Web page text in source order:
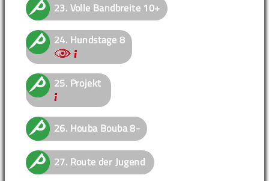
23. Volle Bandbreite 10+
24. Hundstage 8
25. Projekt
26. Houba Bouba8-
27. Route der Jugend